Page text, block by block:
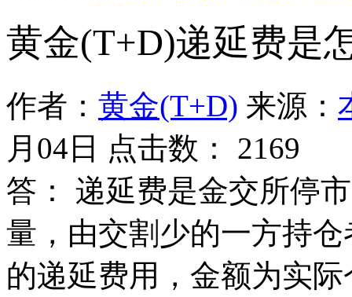
黄金(T+D)递延费
作者： 黄金(T+D) 来源：
月04日 点击数： 2169
答： 递延费是金交所停
量，由交割少的一方持
的递延费用，金额为实